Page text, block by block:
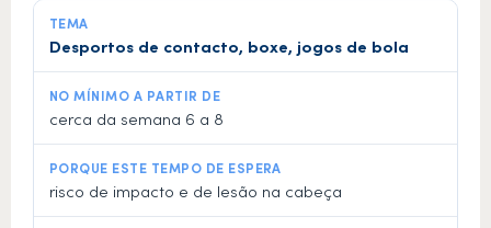
Desportos de contacto, boxe, jogos de bola
cerca da semana 6 a 8
risco de impacto e de lesão na cabeça